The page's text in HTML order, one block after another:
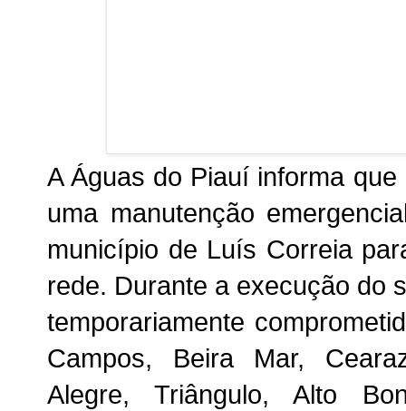
A Águas do Piauí informa
uma manutenção
município de Luís Correia
rede. Durante a execução do
temporariamente
Campos, Beira Mar,
Alegre, Triângulo, Alto